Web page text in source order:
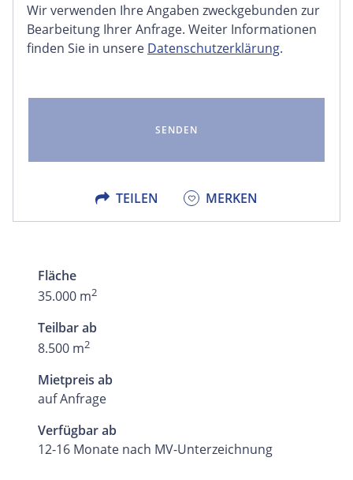
Wir verwenden Ihre Angaben zweckgebunden zur
Bearbeitung Ihrer Anfrage. Weiter Informationen
finden Sie in unsere Datenschutzerklärung.
TEILEN
FACEBOOK
X
MERKEN
Fläche
35.000 m2
Teilbar ab
8.500 m2
Mietpreis ab
auf Anfrage
Verfügbar ab
12-16 Monate nach MV-Unterzeichnung